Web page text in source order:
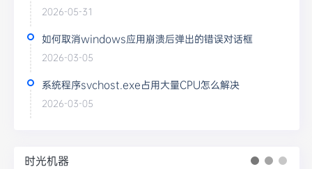
2026-05-31
如何取消windows应用崩溃后弹出的错误对话框
2026-03-05
系统程序svchost.exe占用大量CPU怎么解决
2026-03-05
时光机器